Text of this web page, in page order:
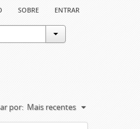
sobre entrar
por: Mais recentes